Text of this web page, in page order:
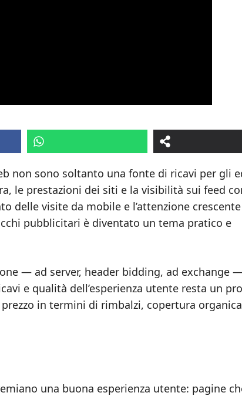
non sono soltanto una fonte di ricavi per gli
le prestazioni dei siti e la visibilità sui feed
delle visite da mobile e l’attenzione
pubblicitari è diventato un tema pratico e
— ad server, header bidding, ad exchange
e qualità dell’esperienza utente resta un
in termini di rimbalzi, copertura
una buona esperienza utente: pagine